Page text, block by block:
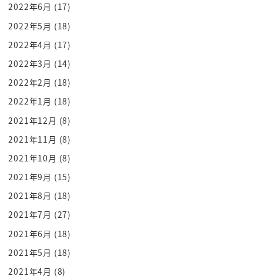
話なんですねえどういうこと
シャアヴィーガンとベジタリアどう違う歌手みたい
ここですね
でいきましょうこれヴィーガンというのですね
お湯
どういうことベジタリアンでもともと完全菜食者な
んじゃないの違うんですよ
ベジタリアンの中でも4段階あるんですね
それが
ベジタブル野菜とですね乳製品は塗料
あーなるほどねあの牛乳飲んだりチーズ食べたりね
1個ベイガンではないですこれら区戸部時短ディアン
あるらしいんですねブラスター卵も食べる音だ
生卵をねご飯にかけるとかね卵焼きを食べるとかプ
ライドアブエッグにするとかね
2022年6月 (17)
2022年5月 (18)
2022年4月 (17)
2022年3月 (14)
2022年2月 (18)
2022年1月 (18)
2021年12月 (8)
2021年11月 (8)
2021年10月 (8)
2021年9月 (15)
2021年8月 (18)
2021年7月 (27)
2021年6月 (18)
2021年5月 (18)
2021年4月 (8)